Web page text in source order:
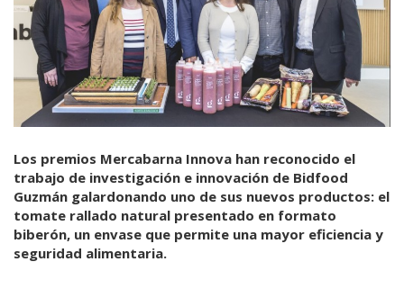
Los premios Mercabarna Innova han reconocido el
trabajo de investigación e innovación de Bidfood
Guzmán galardonando uno de sus nuevos productos: el
tomate rallado natural presentado en formato
biberón, un envase que permite una mayor eficiencia y
seguridad alimentaria.